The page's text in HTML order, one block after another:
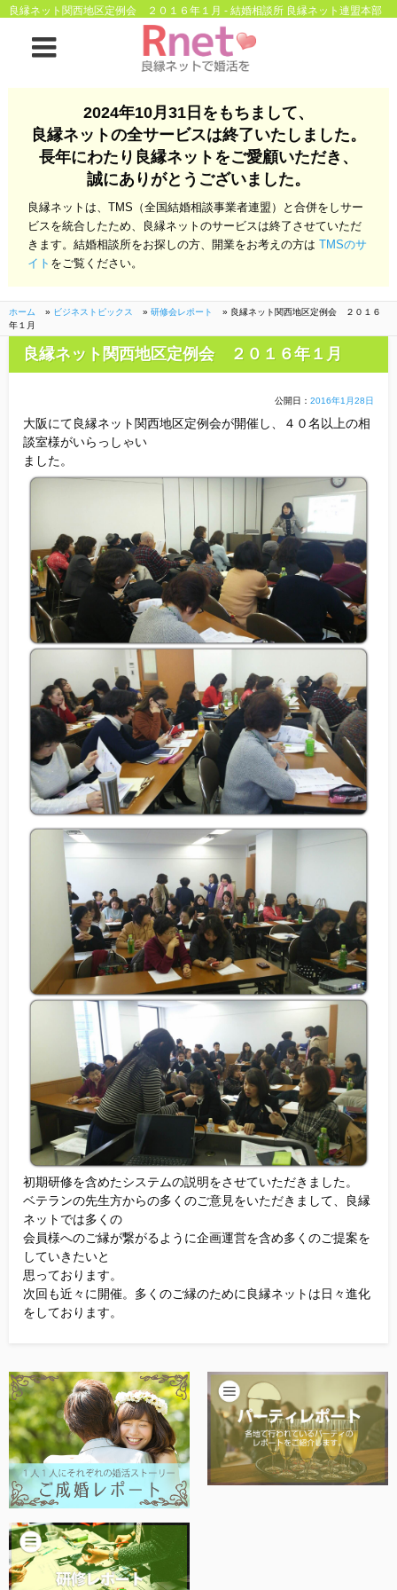
良縁ネットとは
お金のこと
会社概要
よくある質問
る質問
開業支援
お金のこと
一般のよくある質問
相談室からのよくある質問
良縁ネット関西地区定例会 ２０１６年１月 - 結婚相談所 良縁ネット連盟本部
2024年10月31日をもちまして、
良縁ネットの全サービスは終了いたしました。
長年にわたり良縁ネットをご愛顧いただき、
誠にありがとうございました。
良縁ネットは、TMS（全国結婚相談事業者連盟）と合併をしサー
ビスを統合したため、良縁ネットのサービスは終了させていただ
きます。結婚相談所をお探しの方、開業をお考えの方はTMSのサ
イト をご覧ください。
ホーム » ビジネストピックス » 研修会レポート » 良縁ネット関西地区定例会 ２０１６
年１月
良縁ネット関西地区定例会 ２０１６年１月
公開日： 2016年1月28日
大阪にて良縁ネット関西地区定例会が開催し、４０名以上の相
談室様がいらっしゃい
ました。
初期研修を含めたシステムの説明をさせていただきました。
ベテランの先生方からの多くのご意見をいただきまして、良縁
ネットでは多くの
会員様へのご縁が繋がるように企画運営を含め多くのご提案を
していきたいと
思っております。
次回も近々に開催。多くのご縁のために良縁ネットは日々進化
をしております。